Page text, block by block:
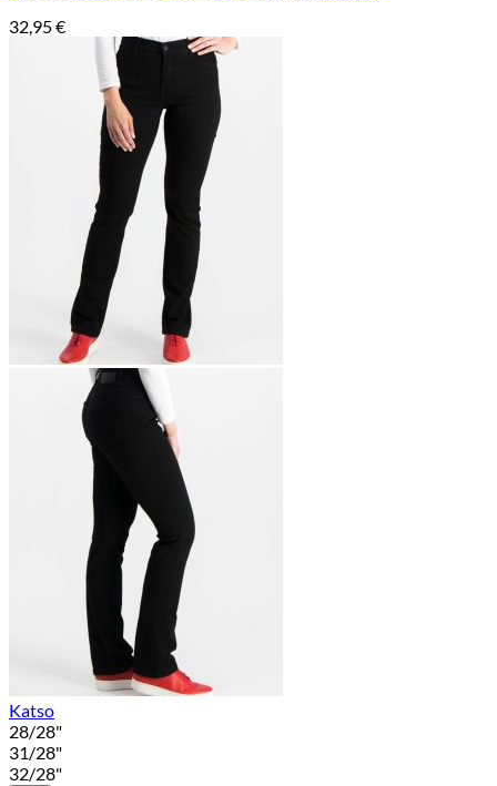
32,95€
Katso
28/28"
31/28"
32/28"